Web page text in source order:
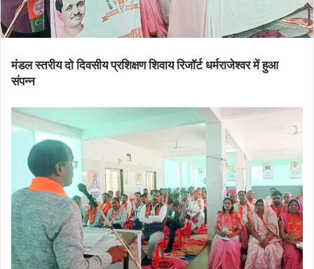
मंडल स्तरीय दो दिवसीय प्रशिक्षण शिवाय रिजॉर्ट धर्मराजेश्वर में हुआ
संपन्न